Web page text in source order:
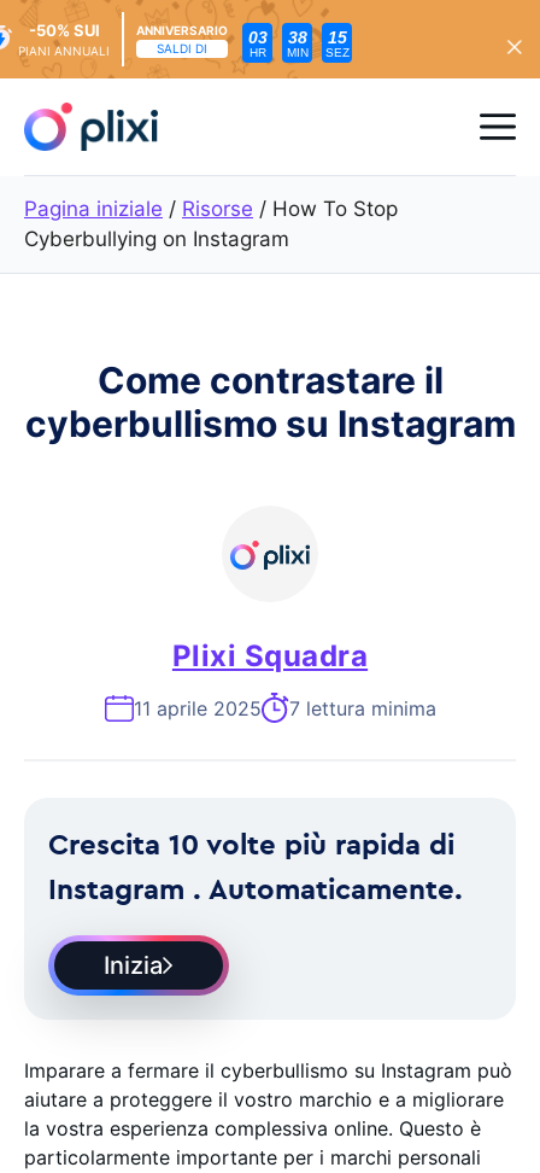
contenuto
-50% SUI
PIANI ANNUALI
ANNIVERSARIO
SALDI DI
03
HR
38
MIN
13
SEZ
Pagina iniziale / Risorse / How To Stop
Cyberbullying on Instagram
Come contrastare il
cyberbullismo su Instagram
Plixi Squadra
11 aprile 2025 7 lettura minima
Crescita 10 volte più rapida di
Instagram . Automaticamente.
Inizia
Imparare a fermare il cyberbullismo su Instagram può
aiutare a proteggere il vostro marchio e a migliorare
la vostra esperienza complessiva online. Questo è
particolarmente importante per i marchi personali